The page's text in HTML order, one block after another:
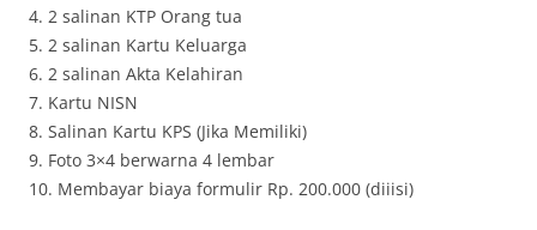
4. 2 salinan KTP Orang tua
5. 2 salinan Kartu Keluarga
6. 2 salinan Akta Kelahiran
7. Kartu NISN
8. Salinan Kartu KPS (Jika Memiliki)
9. Foto 3×4 berwarna 4 lembar
10. Membayar biaya formulir Rp. 200.000 (diiisi)